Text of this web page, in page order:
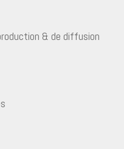
& de diffusion